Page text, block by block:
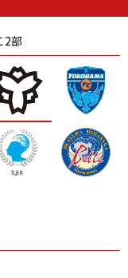
石人の星
愛媛Ｌ
2部